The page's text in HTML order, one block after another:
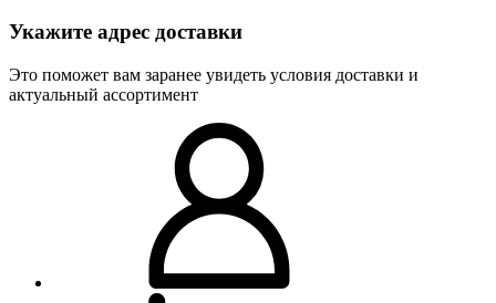
Укажите адрес доставки
Это поможет вам заранее увидеть условия доставки и
актуальный ассортимент